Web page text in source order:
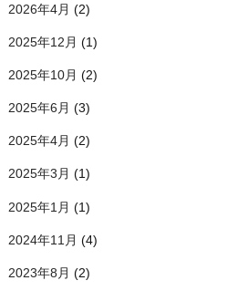
2026年4月 (2)
2025年12月 (1)
2025年10月 (2)
2025年6月 (3)
2025年4月 (2)
2025年3月 (1)
2025年1月 (1)
2024年11月 (4)
2023年8月 (2)